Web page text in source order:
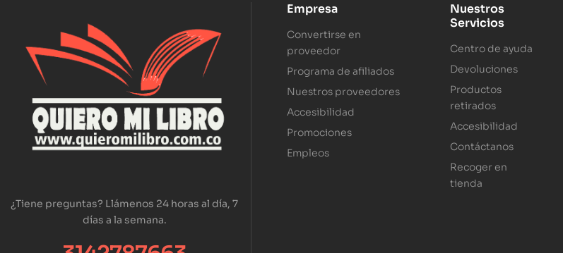
¿Tiene preguntas? Llámenos 24 horas al día, 7
días a la semana.
Empresa
Convertirse en
proveedor
Programa de afiliados
Nuestros proveedores
Accesibilidad
Promociones
Empleos
Nuestros
Servicios
Centro de ayuda
Devoluciones
Productos
retirados
Accesibilidad
Contáctanos
Recoger en
tienda